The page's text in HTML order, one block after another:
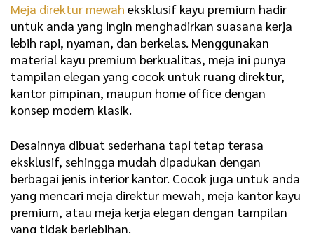
Meja direktur mewah eksklusif kayu premium hadir
untuk anda yang ingin menghadirkan suasana kerja
lebih rapi, nyaman, dan berkelas. Menggunakan
material kayu premium berkualitas, meja ini punya
tampilan elegan yang cocok untuk ruang direktur,
kantor pimpinan, maupun home office dengan
konsep modern klasik.
Desainnya dibuat sederhana tapi tetap terasa
eksklusif, sehingga mudah dipadukan dengan
berbagai jenis interior kantor. Cocok juga untuk anda
yang mencari meja direktur mewah, meja kantor kayu
premium, atau meja kerja elegan dengan tampilan
yang tidak berlebihan.